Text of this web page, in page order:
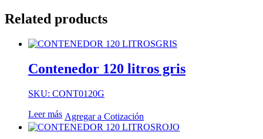
Related products
Contenedor 120 litros gris
SKU: CONT0120G
Leer más Agregar a Cotización